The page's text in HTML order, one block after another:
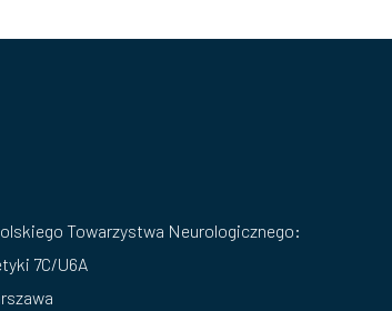
Towarzystwa Neurologicznego:
7C/U6A